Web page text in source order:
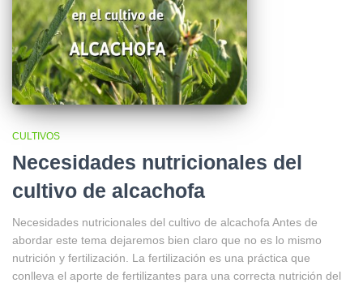
CULTIVOS
Necesidades nutricionales del
cultivo de alcachofa
Necesidades nutricionales del cultivo de alcachofa Antes de
abordar este tema dejaremos bien claro que no es lo mismo
nutrición y fertilización. La fertilización es una práctica que
conlleva el aporte de fertilizantes para una correcta nutrición del